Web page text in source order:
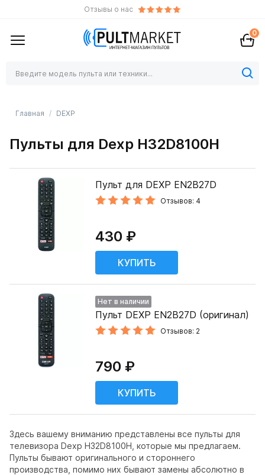
Отзывы о нас
0
Главная DEXP
Пульты для Dexp H32D8100H
Здесь вашему вниманию представлены все пульты для
телевизора Dexp H32D8100H, которые мы предлагаем.
Пульты бывают оригинального и стороннего
производства, помимо них бывают замены абсолютно в
Пульт для DEXP EN2B27D
Отзывов: 4
430 ₽
Нет в наличии
Пульт DEXP EN2B27D (оригинал)
Отзывов: 2
790 ₽